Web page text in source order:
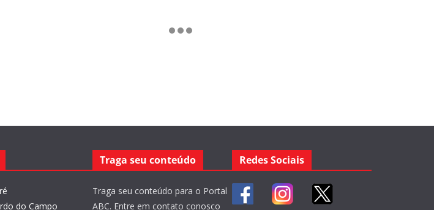
do Campo
Traga seu conteúdo
Traga seu conteúdo para o Portal
ABC. Entre em contato conosco
Redes Sociais